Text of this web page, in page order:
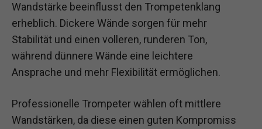
Wandstärke beeinflusst den Trompetenklang
erheblich. Dickere Wände sorgen für mehr
Stabilität und einen volleren, runderen Ton,
während dünnere Wände eine leichtere
Ansprache und mehr Flexibilität ermöglichen.
Professionelle Trompeter wählen oft mittlere
Wandstärken, da diese einen guten Kompromiss